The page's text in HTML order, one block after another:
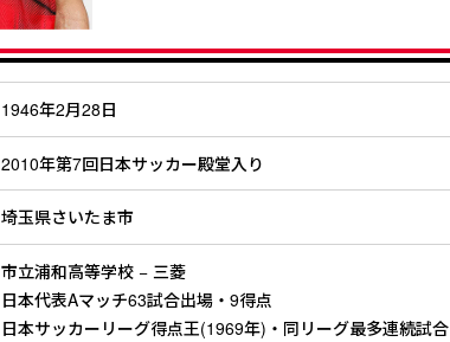
1946年2月28日
2010年第7回日本サッカー殿堂入り
埼玉県さいたま市
市立浦和高等学校 − 三菱
日本代表Aマッチ63試合出場・9得点
日本サッカーリーグ得点王(1969年)・同リーグ最多連続試合